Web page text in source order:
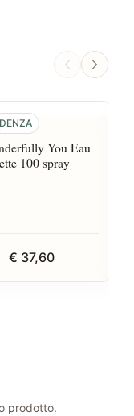
You Eau
100 spray
€ 37,60
prodotto.